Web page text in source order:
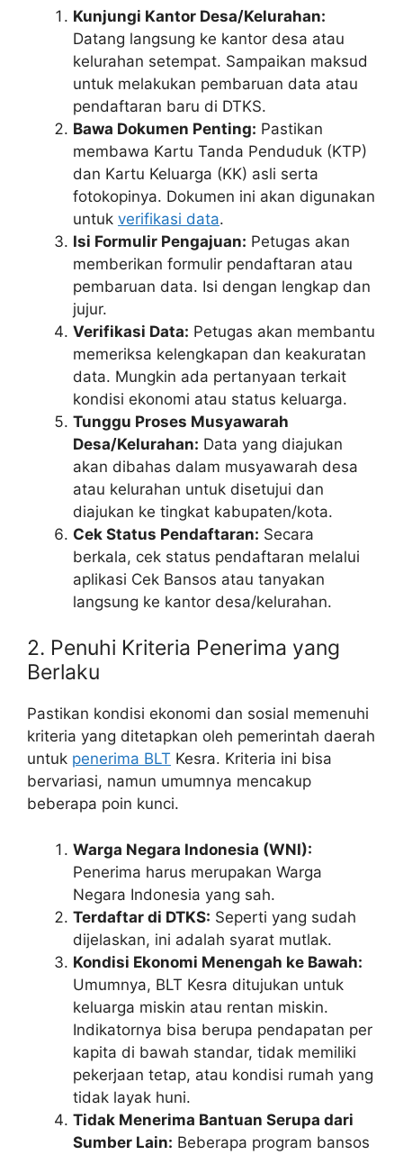
Kunjungi Kantor Desa/Kelurahan:
Datang langsung ke kantor desa atau
kelurahan setempat. Sampaikan maksud
untuk melakukan pembaruan data atau
pendaftaran baru di DTKS.
Bawa Dokumen Penting: Pastikan
membawa Kartu Tanda Penduduk (KTP)
dan Kartu Keluarga (KK) asli serta
fotokopinya. Dokumen ini akan digunakan
untuk verifikasi data.
Isi Formulir Pengajuan: Petugas akan
memberikan formulir pendaftaran atau
pembaruan data. Isi dengan lengkap dan
jujur.
Verifikasi Data: Petugas akan membantu
memeriksa kelengkapan dan keakuratan
data. Mungkin ada pertanyaan terkait
kondisi ekonomi atau status keluarga.
Tunggu Proses Musyawarah
Desa/Kelurahan: Data yang diajukan
akan dibahas dalam musyawarah desa
atau kelurahan untuk disetujui dan
diajukan ke tingkat kabupaten/kota.
Cek Status Pendaftaran: Secara
berkala, cek status pendaftaran melalui
aplikasi Cek Bansos atau tanyakan
langsung ke kantor desa/kelurahan.
2. Penuhi Kriteria Penerima yang
Berlaku
Pastikan kondisi ekonomi dan sosial memenuhi
kriteria yang ditetapkan oleh pemerintah daerah
untuk penerima BLT Kesra. Kriteria ini bisa
bervariasi, namun umumnya mencakup
beberapa poin kunci.
Warga Negara Indonesia (WNI):
Penerima harus merupakan Warga
Negara Indonesia yang sah.
Terdaftar di DTKS: Seperti yang sudah
dijelaskan, ini adalah syarat mutlak.
Kondisi Ekonomi Menengah ke Bawah:
Umumnya, BLT Kesra ditujukan untuk
keluarga miskin atau rentan miskin.
Indikatornya bisa berupa pendapatan per
kapita di bawah standar, tidak memiliki
pekerjaan tetap, atau kondisi rumah yang
tidak layak huni.
Tidak Menerima Bantuan Serupa dari
Sumber Lain: Beberapa program bansos